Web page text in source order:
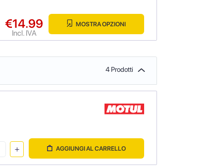
€14.99
Incl. IVA
MOSTRA OPZIONI
4 Prodotti
AGGIUNGI AL CARRELLO